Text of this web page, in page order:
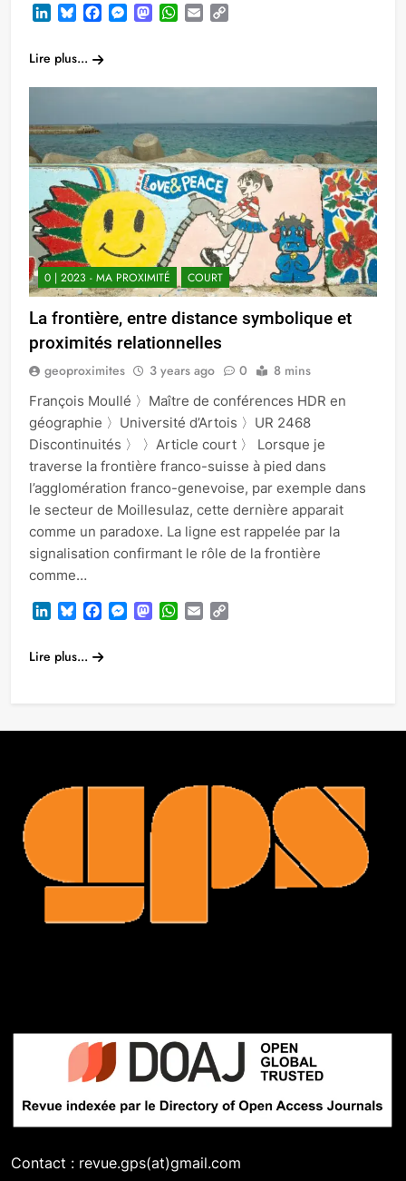
LinkedInBlueskyFacebook
Messenger
Mastodon
WhatsApp
Email
Lire plus...
0 | 2023 - MA PROXIMITÉ COURT
La frontière, entre distance symbolique et
proximités relationnelles
geoproximites 3 years ago 0 8 mins
François Moullé 〉Maître de conférences HDR en
géographie 〉Université d’Artois 〉UR 2468
Discontinuités 〉 〉Article court 〉 Lorsque je
traverse la frontière franco-suisse à pied dans
l’agglomération franco-genevoise, par exemple dans
le secteur de Moillesulaz, cette dernière apparait
comme un paradoxe. La ligne est rappelée par la
signalisation confirmant le rôle de la frontière
comme…
LinkedInBlueskyFacebook
Messenger
Mastodon
WhatsApp
Email
Lire plus...
Contact : revue.gps(at)gmail.com